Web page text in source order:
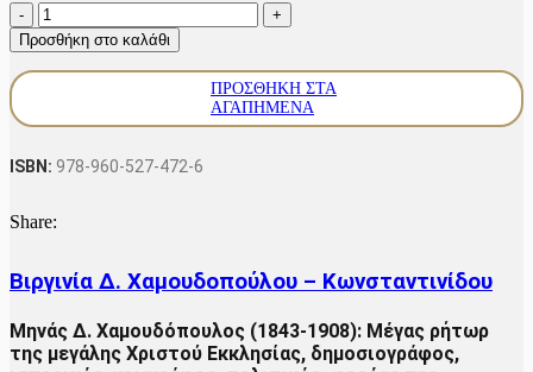
€28.40.είναι:
€22.72.
Σμύρνη,
Κωνσταντινούπολη,
Αθήνα
(1870-
Προσθήκη στο καλάθι
ΠΡΟΣΘΉΚΗ ΣΤΑ
ΑΓΑΠΗΜΈΝΑ
ISBN: 978-960-527-472-6
Share:
Βιργινία Δ. Χαμουδοπούλου – Κωνσταντινίδου
Μηνάς Δ. Χαμουδόπουλος (1843-1908): Μέγας ρήτωρ
της μεγάλης Χριστού Εκκλησίας, δημοσιογράφος,